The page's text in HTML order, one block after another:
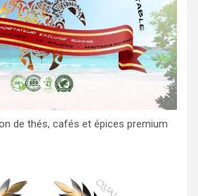
de thés, cafés et épices premium